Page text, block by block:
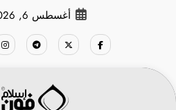
أغسطس 6, 2026